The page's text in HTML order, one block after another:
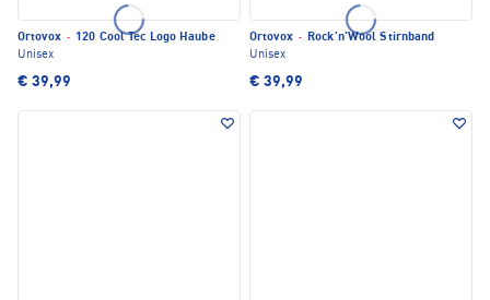
Ortovox · 120 Cool Tec Logo Haube
Unisex
€ 39,99
Ortovox · Rock'n'Wool Stirnband
Unisex
€ 39,99